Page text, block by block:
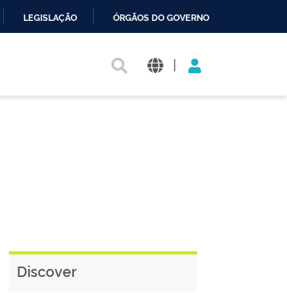
LEGISLAÇÃO ÓRGÃOS DO GOVERNO
|
Discover